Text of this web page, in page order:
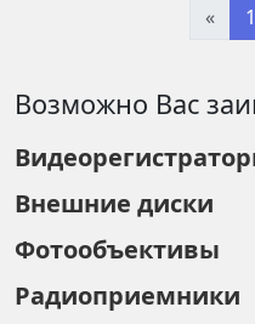
« 1
Возможно Вас
Внешние диски
Фотообъективы
Радиоприемники